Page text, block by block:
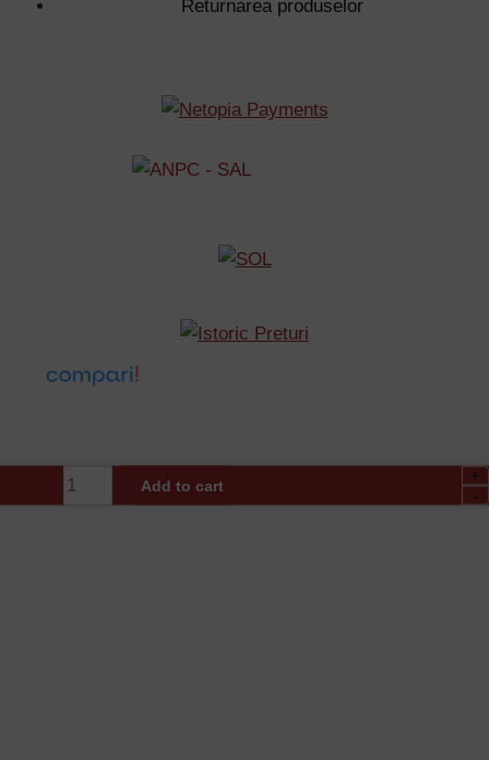
Returnarea produselor
-
alarma
+
Add to cart